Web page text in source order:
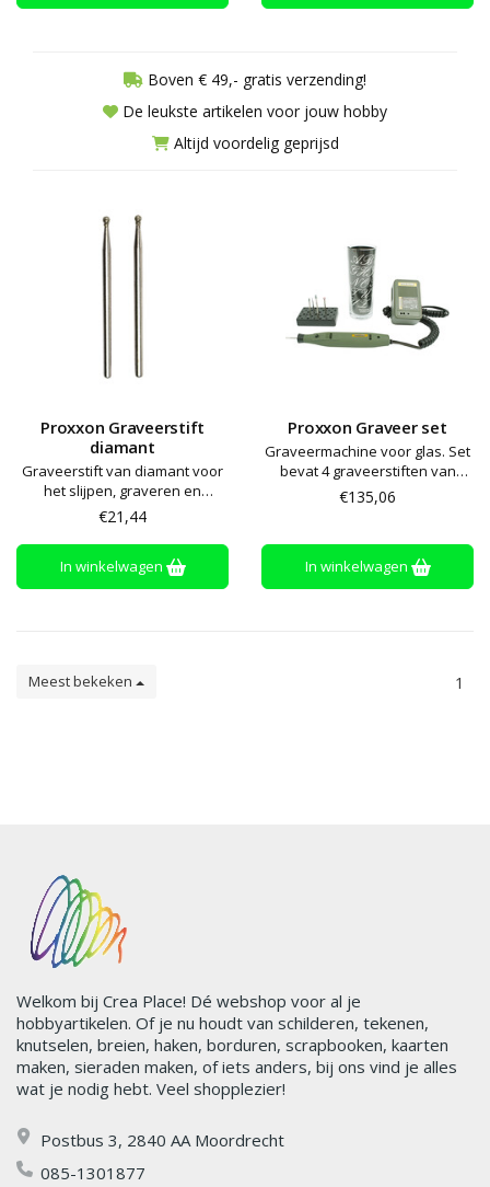
Boven € 49,- gratis verzending!
De leukste artikelen voor jouw hobby
Altijd voordelig geprijsd
Proxxon Graveerstift
diamant
Graveerstift van diamant voor
het slijpen, graveren en
beitelen van staal, glas,
keramiek, porselein en plastic.
Passend bij graveermachine
(artikelnr. 15110)
€21,44
In winkelwagen
Proxxon Graveer set
Graveermachine voor glas. Set
bevat 4 graveerstiften van
diamant, grafeerbaar testglas
en een boekje met ideeën in
opslagkoffer
€135,06
In winkelwagen
Meest bekeken 1
Welkom bij Crea Place! Dé webshop voor al je
hobbyartikelen. Of je nu houdt van schilderen, tekenen,
knutselen, breien, haken, borduren, scrapbooken, kaarten
maken, sieraden maken, of iets anders, bij ons vind je alles
wat je nodig hebt. Veel shopplezier!
Postbus 3, 2840 AA Moordrecht
085-1301877